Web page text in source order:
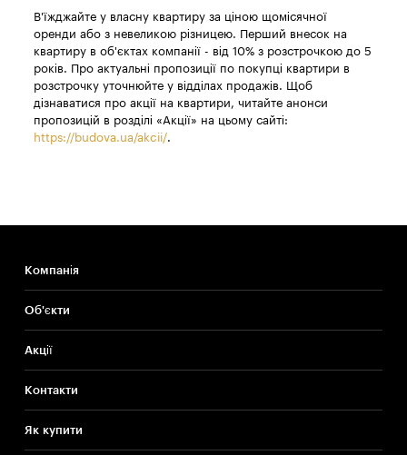
В'їжджайте у власну квартиру за ціною щомісячної
оренди або з невеликою різницею. Перший внесок на
квартиру в об'єктах компанії - від 10% з розстрочкою до 5
років. Про актуальні пропозиції по покупці квартири в
розстрочку уточнюйте у відділах продажів. Щоб
дізнаватися про акції на квартири, читайте анонси
пропозицій в розділі «Акції» на цьому сайті:
https://budova.ua/akcii/.
Компанія
Об'єкти
Акції
Контакти
Як купити